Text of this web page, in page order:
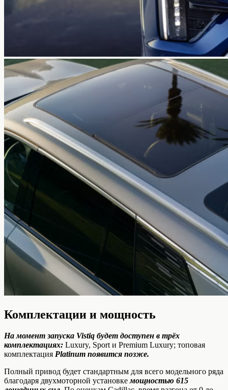
Комплектации и мощность
На момент запуска Vistiq будет доступен в трёх
комплектациях: Luxury, Sport и Premium Luxury; топовая
комплектация Platinum появится позже.
Полный привод будет стандартным для всего модельного ряда
благодаря двухмоторной установкемощностью 615